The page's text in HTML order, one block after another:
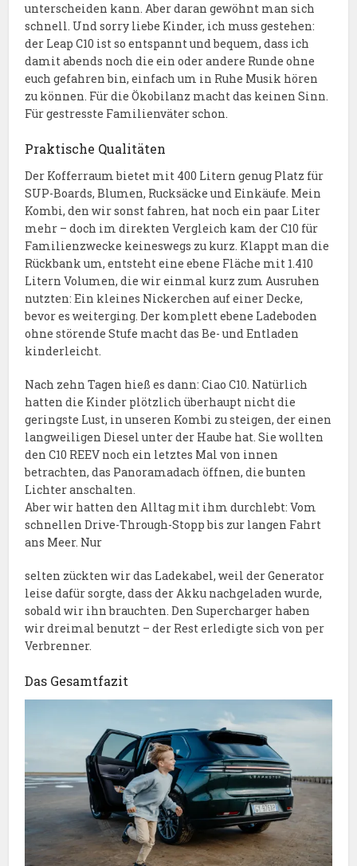
unterscheiden kann. Aber daran gewöhnt man sich
schnell. Und sorry liebe Kinder, ich muss gestehen:
der Leap C10 ist so entspannt und bequem, dass ich
damit abends noch die ein oder andere Runde ohne
euch gefahren bin, einfach um in Ruhe Musik hören
zu können. Für die Ökobilanz macht das keinen Sinn.
Für gestresste Familienväter schon.
Praktische Qualitäten
Der Kofferraum bietet mit 400 Litern genug Platz für
SUP-Boards, Blumen, Rucksäcke und Einkäufe. Mein
Kombi, den wir sonst fahren, hat noch ein paar Liter
mehr – doch im direkten Vergleich kam der C10 für
Familienzwecke keineswegs zu kurz. Klappt man die
Rückbank um, entsteht eine ebene Fläche mit 1.410
Litern Volumen, die wir einmal kurz zum Ausruhen
nutzten: Ein kleines Nickerchen auf einer Decke,
bevor es weiterging. Der komplett ebene Ladeboden
ohne störende Stufe macht das Be- und Entladen
kinderleicht.
Nach zehn Tagen hieß es dann: Ciao C10. Natürlich
hatten die Kinder plötzlich überhaupt nicht die
geringste Lust, in unseren Kombi zu steigen, der einen
langweiligen Diesel unter der Haube hat. Sie wollten
den C10 REEV noch ein letztes Mal von innen
betrachten, das Panoramadach öffnen, die bunten
Lichter anschalten.
Aber wir hatten den Alltag mit ihm durchlebt: Vom
schnellen Drive-Through-Stopp bis zur langen Fahrt
ans Meer. Nur
selten zückten wir das Ladekabel, weil der Generator
leise dafür sorgte, dass der Akku nachgeladen wurde,
sobald wir ihn brauchten. Den Supercharger haben
wir dreimal benutzt – der Rest erledigte sich von per
Verbrenner.
Das Gesamtfazit